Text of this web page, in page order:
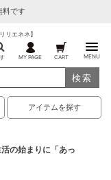
料です
リエネネ】
MY PAGE CART MENU
検索
アイテムを探す
の始まりに「あっ